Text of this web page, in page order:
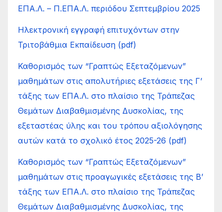
ΕΠΑ.Λ. – Π.ΕΠΑ.Λ. περιόδου Σεπτεμβρίου 2025
Ηλεκτρονική εγγραφή επιτυχόντων στην
Τριτοβάθμια Εκπαίδευση (pdf)
Καθορισμός των “Γραπτώς Εξεταζόμενων”
μαθημάτων στις απολυτήριες εξετάσεις της Γ’
τάξης των ΕΠΑ.Λ. στο πλαίσιο της Τράπεζας
Θεμάτων Διαβαθμισμένης Δυσκολίας, της
εξεταστέας ύλης και του τρόπου αξιολόγησης
αυτών κατά το σχολικό έτος 2025-26 (pdf)
Καθορισμός των “Γραπτώς Εξεταζόμενων”
μαθημάτων στις προαγωγικές εξετάσεις της Β’
τάξης των ΕΠΑ.Λ. στο πλαίσιο της Τράπεζας
Θεμάτων Διαβαθμισμένης Δυσκολίας, της